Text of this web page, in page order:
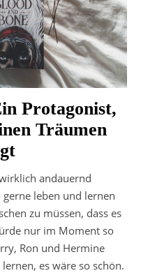
Protagonist,
Träumen
andauernd
leben und lernen
zu müssen, dass es
nur im Moment so
Ron und Hermine
es wäre so schön.